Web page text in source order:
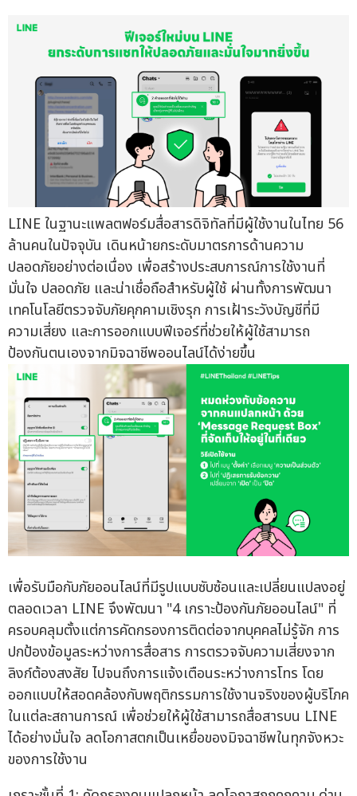
LINE ในฐานะแพลตฟอร์มสื่อสารดิจิทัลที่มีผู้ใช้งานในไทย 56
ล้านคนในปัจจุบัน เดินหน้ายกระดับมาตรการด้านความ
ปลอดภัยอย่างต่อเนื่อง เพื่อสร้างประสบการณ์การใช้งานที่
มั่นใจ ปลอดภัย และน่าเชื่อถือสำหรับผู้ใช้ ผ่านทั้งการพัฒนา
เทคโนโลยีตรวจจับภัยคุกคามเชิงรุก การเฝ้าระวังบัญชีที่มี
ความเสี่ยง และการออกแบบฟีเจอร์ที่ช่วยให้ผู้ใช้สามารถ
ป้องกันตนเองจากมิจฉาชีพออนไลน์ได้ง่ายขึ้น
เพื่อรับมือกับภัยออนไลน์ที่มีรูปแบบซับซ้อนและเปลี่ยนแปลงอยู่
ตลอดเวลา LINE จึงพัฒนา "4 เกราะป้องกันภัยออนไลน์" ที่
ครอบคลุมตั้งแต่การคัดกรองการติดต่อจากบุคคลไม่รู้จัก การ
ปกป้องข้อมูลระหว่างการสื่อสาร การตรวจจับความเสี่ยงจาก
ลิงก์ต้องสงสัย ไปจนถึงการแจ้งเตือนระหว่างการโทร โดย
ออกแบบให้สอดคล้องกับพฤติกรรมการใช้งานจริงของผู้บริโภค
ในแต่ละสถานการณ์ เพื่อช่วยให้ผู้ใช้สามารถสื่อสารบน LINE
ได้อย่างมั่นใจ ลดโอกาสตกเป็นเหยื่อของมิจฉาชีพในทุกจังหวะ
ของการใช้งาน